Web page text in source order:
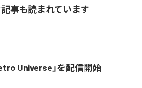
事も読まれています
Universe」を配信開始